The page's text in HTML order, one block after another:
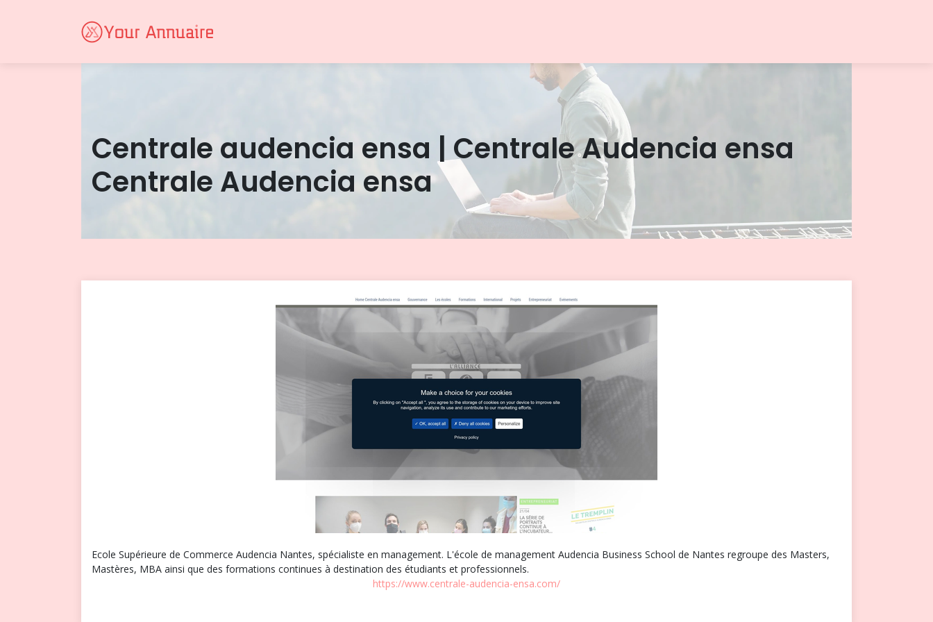
Centrale audencia ensa | Centrale Audencia ensa
Centrale Audencia ensa
Ecole Supérieure de Commerce Audencia Nantes, spécialiste en management. L'école de management Audencia Business School de Nantes regroupe des Masters,
Mastères, MBA ainsi que des formations continues à destination des étudiants et professionnels.
https://www.centrale-audencia-ensa.com/